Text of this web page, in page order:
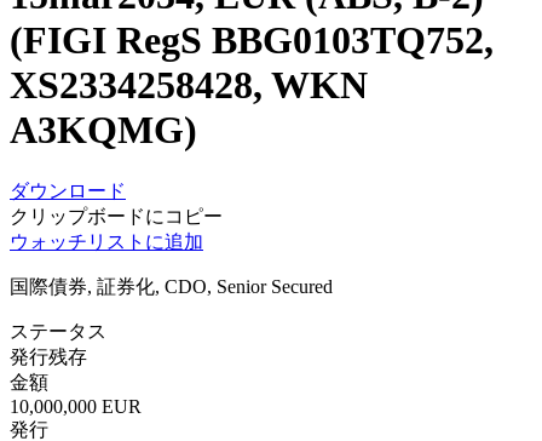
(FIGI RegS BBG0103TQ752,
XS2334258428, WKN
A3KQMG)
ダウンロード
クリップボードにコピー
ウォッチリストに追加
国際債券, 証券化, CDO, Senior Secured
ステータス
発行残存
金額
10,000,000 EUR
発行